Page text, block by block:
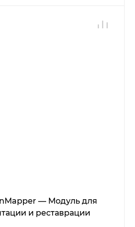
— Модуль для
и реставрации